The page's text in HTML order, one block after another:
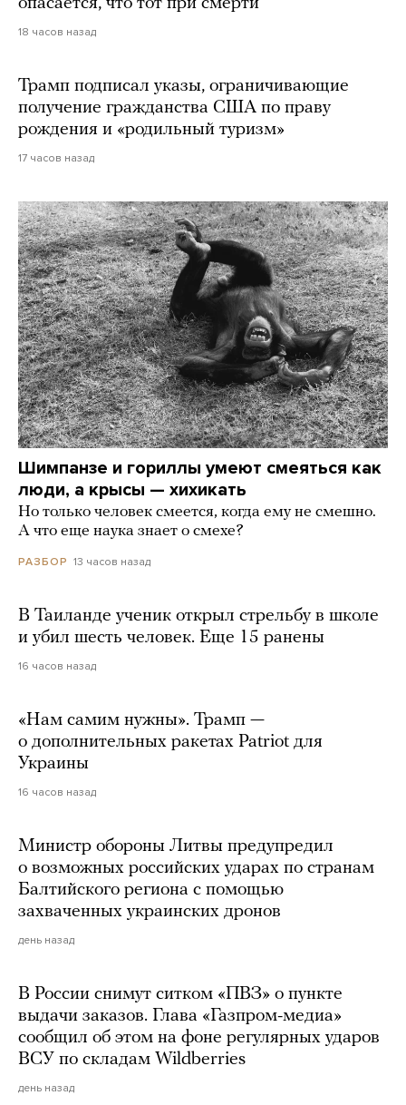
опасается, что тот при смерти
18 часов назад
Трамп подписал указы, ограничивающие
получение гражданства США по праву
рождения и «родильный туризм»
17 часов назад
Шимпанзе и гориллы умеют смеяться как
люди, а крысы — хихикать
Но только человек смеется, когда ему не смешно.
А что еще наука знает о смехе?
РАЗБОР 13 часов назад
В Таиланде ученик открыл стрельбу в школе
и убил шесть человек. Еще 15 ранены
16 часов назад
«Нам самим нужны». Трамп —
о дополнительных ракетах Patriot для
Украины
16 часов назад
Министр обороны Литвы предупредил
о возможных российских ударах по странам
Балтийского региона с помощью
захваченных украинских дронов
день назад
В России снимут ситком «ПВЗ» о пункте
выдачи заказов. Глава «Газпром-медиа»
сообщил об этом на фоне регулярных ударов
ВСУ по складам Wildberries
день назад